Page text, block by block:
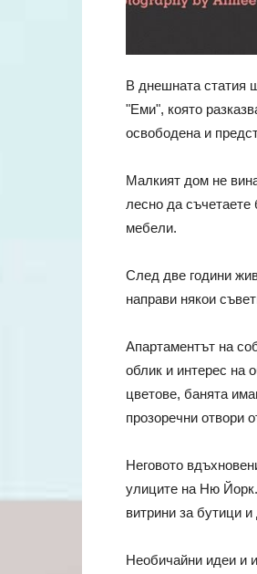
В днешната статия
"Еми", която
освободена и
Малкият дом не
лесно да съчетаете
мебели.
След две години
направи някои
Апартаментът на
облик и интерес на
цветове, банята
прозоречни отвори
Неговото
улиците на Ню
витрини за бутици
Необичайни идеи и